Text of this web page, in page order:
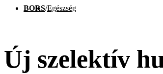
BORS/Egészség
Új szelektív